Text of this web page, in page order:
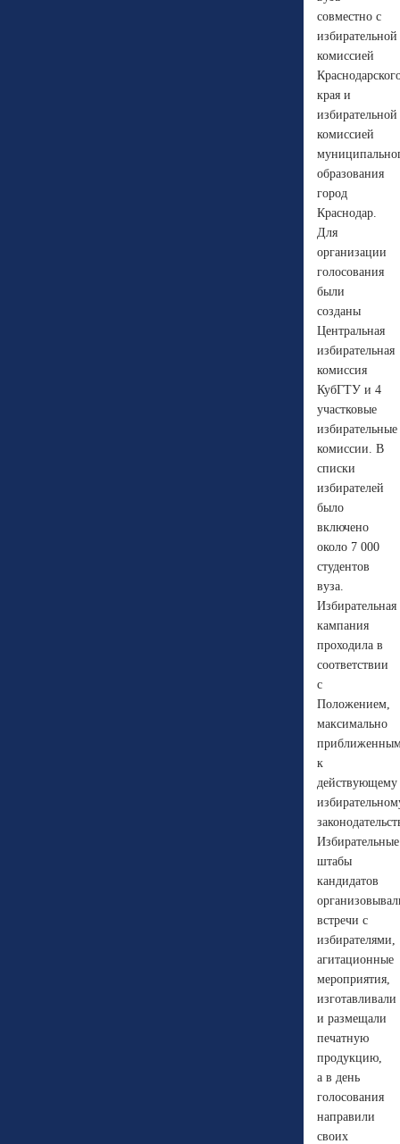
совместно с
избирательной
комиссией
края и
избирательной
комиссией
образования
город
Краснодар.
Для
организации
голосования
были
созданы
Центральная
избирательная
комиссия
КубГТУ и 4
участковые
избирательные
комиссии. В
списки
избирателей
было
включено
около 7 000
студентов
вуза.
Избирательная
кампания
проходила в
соответствии
с
Положением,
максимально
к
действующему
Избирательные
штабы
кандидатов
встречи с
избирателями,
агитационные
мероприятия,
изготавливали
и размещали
печатную
продукцию,
а в день
голосования
направили
своих